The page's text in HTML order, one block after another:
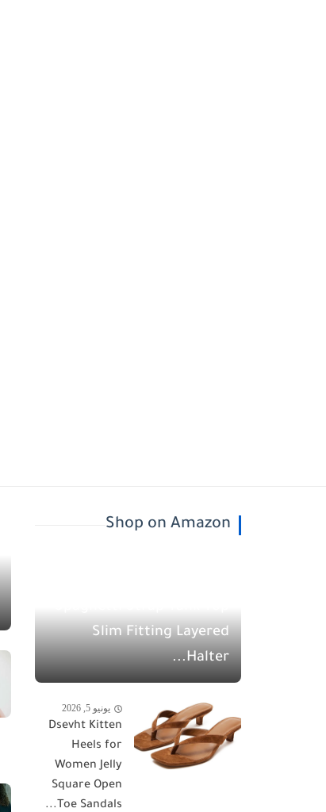
Shop on Amazon
Slim Fitting Layered
Halter...
يونيو 5, 2026
Dsevht Kitten
Heels for
Women Jelly
Square Open
Toe Sandals...